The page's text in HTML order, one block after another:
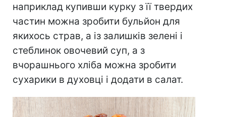
наприклад купивши курку з її твердих
частин можна зробити бульйон для
якихось страв, а із залишків зелені і
стеблинок овочевий суп, а з
вчорашнього хліба можна зробити
сухарики в духовці і додати в салат.